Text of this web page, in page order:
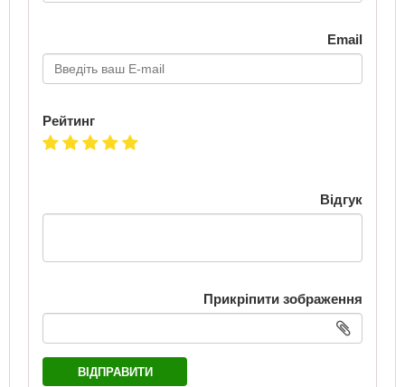
Email
Рейтинг
Відгук
Прикріпити зображення
ВІДПРАВИТИ